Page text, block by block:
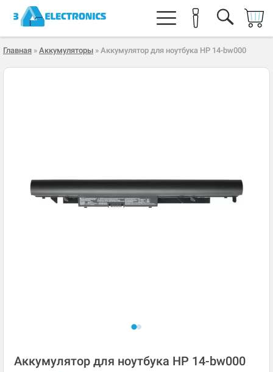
Главная » Аккумуляторы » Аккумулятор для ноутбука HP 14-bw000
Аккумулятор для ноутбука HP 14-bw000